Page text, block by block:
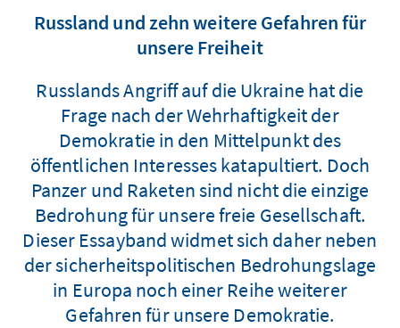
Russland und zehn weitere Gefahren für
unsere Freiheit
Russlands Angriff auf die Ukraine hat die
Frage nach der Wehrhaftigkeit der
Demokratie in den Mittelpunkt des
öffentlichen Interesses katapultiert. Doch
Panzer und Raketen sind nicht die einzige
Bedrohung für unsere freie Gesellschaft.
Dieser Essayband widmet sich daher neben
der sicherheitspolitischen Bedrohungslage
in Europa noch einer Reihe weiterer
Gefahren für unsere Demokratie.